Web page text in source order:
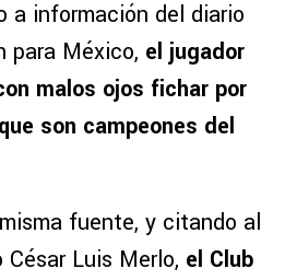
a información del diario
para México, el jugador
malos ojos fichar por
son campeones del
fuente, y citando al
Luis Merlo, el Club